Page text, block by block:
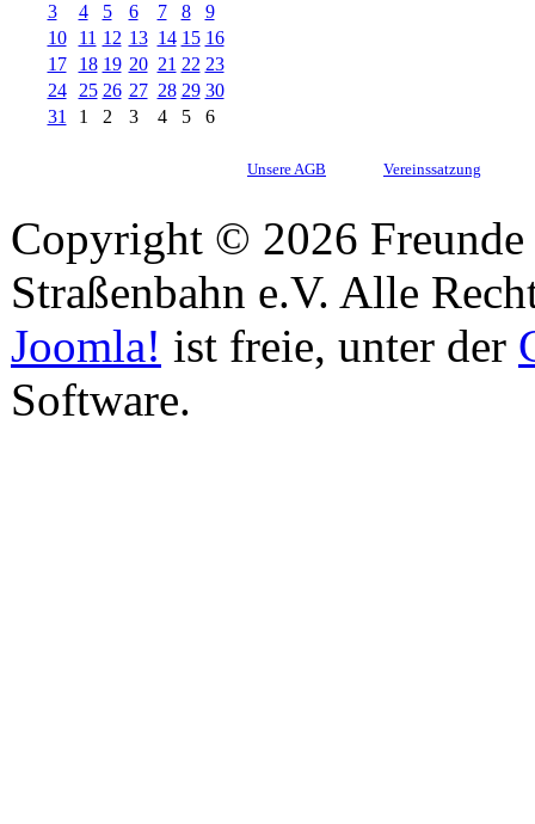
3
4 5 6 7 8
9
10
11 12 13 14 15 16
17
18 19 20 21 22 23
24
25 26 27 28 29 30
31
1 2 3 4 5 6
Unsere AGB Vereinssatzung
Copyright © 2026
Straßenbahn e.V. Alle
Joomla! ist freie, unter der
Software.